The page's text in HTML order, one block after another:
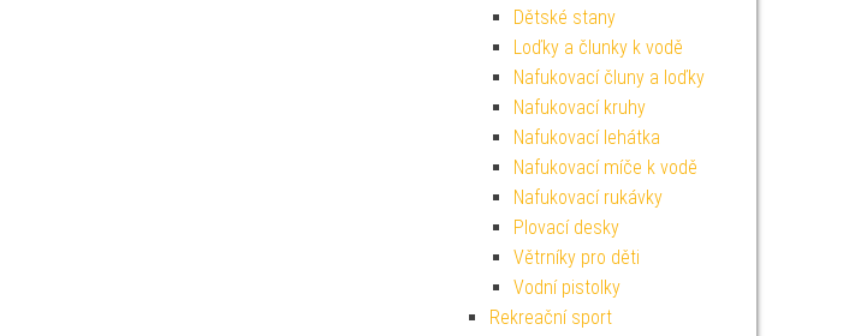
Dětské stany
Loďky a člunky k vodě
Nafukovací čluny a loďky
Nafukovací kruhy
Nafukovací lehátka
Nafukovací míče k vodě
Nafukovací rukávky
Plovací desky
Větrníky pro děti
Vodní pistolky
Rekreační sport